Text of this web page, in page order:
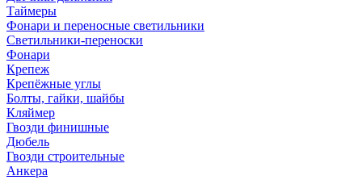
Таймеры
Фонари и переносные светильники
Светильники-переноски
Фонари
Крепеж
Крепёжные углы
Болты, гайки, шайбы
Кляймер
Гвозди финишные
Дюбель
Гвозди строительные
Анкера